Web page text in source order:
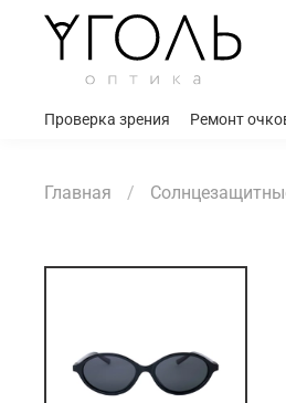
Проверка зрения Ремонт
Главная